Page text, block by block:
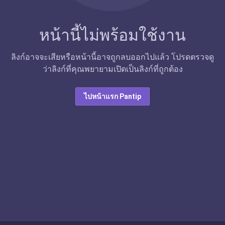
หน้านี้ไม่พร้อมใช้งาน
ลิงก์อาจจะเสียหรือหน้านี้อาจถูกลบออกไปแล้ว โปรดตรวจดู
ว่าลิงก์ที่คุณพยายามเปิดเป็นลิงก์ที่ถูกต้อง
ไปหน้าแรก Pantip